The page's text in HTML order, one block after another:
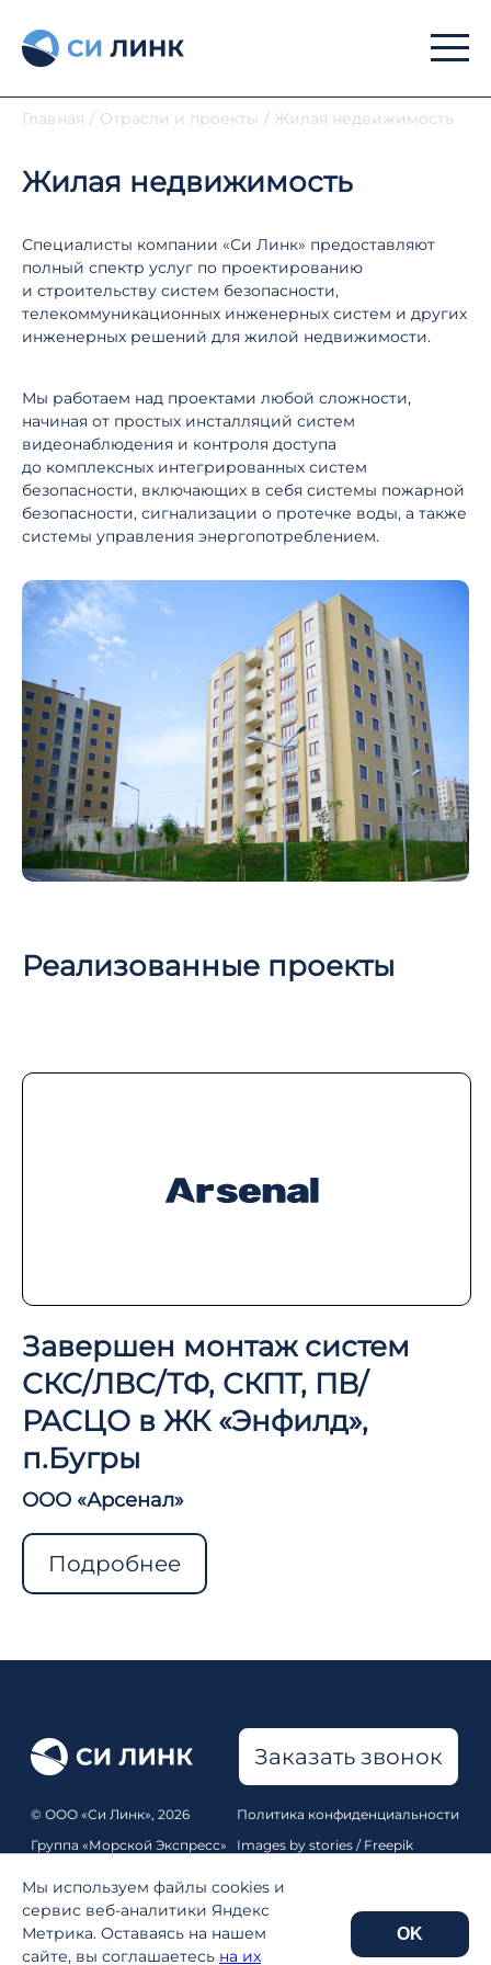
Главная / Отрасли и проекты / Жилая недвижимость
Жилая недвижимость
Специалисты компании «Си Линк» предоставляют
полный спектр услуг по проектированию
и строительству систем безопасности,
телекоммуникационных инженерных систем и других
инженерных решений для жилой недвижимости.
Мы работаем над проектами любой сложности,
начиная от простых инсталляций систем
видеонаблюдения и контроля доступа
до комплексных интегрированных систем
безопасности, включающих в себя системы пожарной
безопасности, сигнализации о протечке воды, а также
системы управления энергопотреблением.
Реализованные проекты
Завершен монтаж систем
СКС/ЛВС/ТФ, СКПТ, ПВ/
РАСЦО в ЖК «Энфилд»,
п.Бугры
ООО «Арсенал»
Подробнее
© ООО «Си Линк», 2026
Группа «Морской Экспресс»
Карта сайта
Реквизиты
Политика конфиденциальности
Images by stories / Freepik
Заказать звонок
Мы используем файлы cookies и
сервис веб-аналитики Яндекс
Метрика. Оставаясь на нашем
сайте, вы соглашаетесь на их
OK